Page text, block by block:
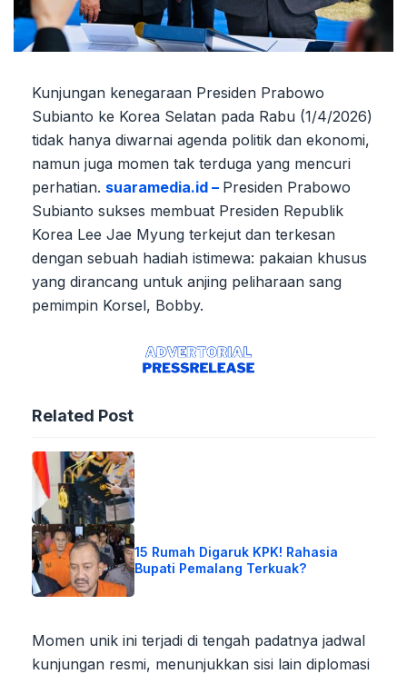
Kunjungan kenegaraan Presiden Prabowo
Subianto ke Korea Selatan pada Rabu (1/4/2026)
tidak hanya diwarnai agenda politik dan ekonomi,
namun juga momen tak terduga yang mencuri
perhatian. suaramedia.id – Presiden Prabowo
Subianto sukses membuat Presiden Republik
Korea Lee Jae Myung terkejut dan terkesan
dengan sebuah hadiah istimewa: pakaian khusus
yang dirancang untuk anjing peliharaan sang
pemimpin Korsel, Bobby.
Related Post
15 Rumah Digaruk KPK! Rahasia
Bupati Pemalang Terkuak?
Momen unik ini terjadi di tengah padatnya jadwal
kunjungan resmi, menunjukkan sisi lain diplomasi